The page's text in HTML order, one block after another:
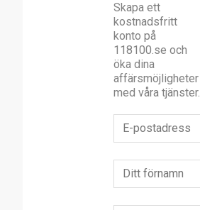
Skapa ett
kostnadsfritt
konto på
118100.se och
öka dina
affärsmöjligheter
med våra tjänster.